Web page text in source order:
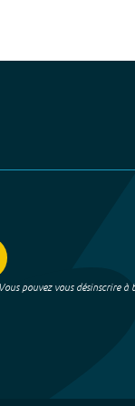
pouvez vous désinscrire à